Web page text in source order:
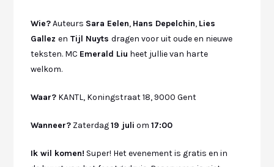
Wie?Auteurs Sara Eelen, Hans Depelchin, Lies
Gallezen Tijl Nuytsdragen voor uit oude en nieuwe
teksten. MC Emerald Liu heet jullie van harte
welkom.
Waar? KANTL, Koningstraat 18, 9000 Gent
Wanneer? Zaterdag19 juli om17:00
Ik wil komen! Super! Het evenement is gratis en in